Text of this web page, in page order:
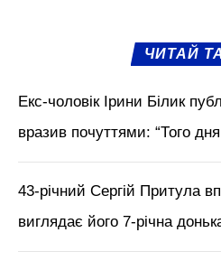
ЧИТАЙ
Екс-чоловік Ірини Білик
вразив почуттями: “Того
43-річний Сергій Притула
виглядає його 7-річна